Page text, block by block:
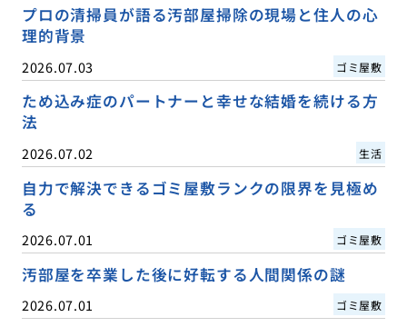
プロの清掃員が語る汚部屋掃除の現場と住人の心
理的背景
2026.07.03 ゴミ屋敷
ため込み症のパートナーと幸せな結婚を続ける方
法
2026.07.02 生活
自力で解決できるゴミ屋敷ランクの限界を見極め
る
2026.07.01 ゴミ屋敷
汚部屋を卒業した後に好転する人間関係の謎
2026.07.01 ゴミ屋敷